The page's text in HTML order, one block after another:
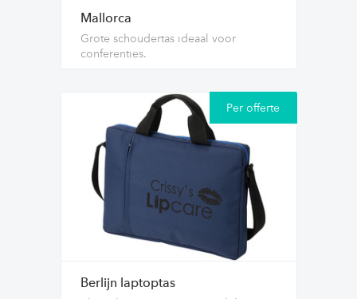
Mallorca
Grote schoudertas ideaal voor
conferenties.
Per offerte
Berlijn laptoptas